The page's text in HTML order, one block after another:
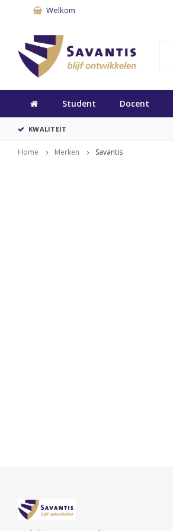
Welkom
Student Docent
KWALITEIT
Home Merken Savantis